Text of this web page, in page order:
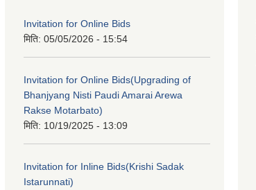
Invitation for Online Bids
मिति: 05/05/2026 - 15:54
Invitation for Online Bids(Upgrading of
Bhanjyang Nisti Paudi Amarai Arewa
Rakse Motarbato)
मिति: 10/19/2025 - 13:09
Invitation for Inline Bids(Krishi Sadak
Istarunnati)